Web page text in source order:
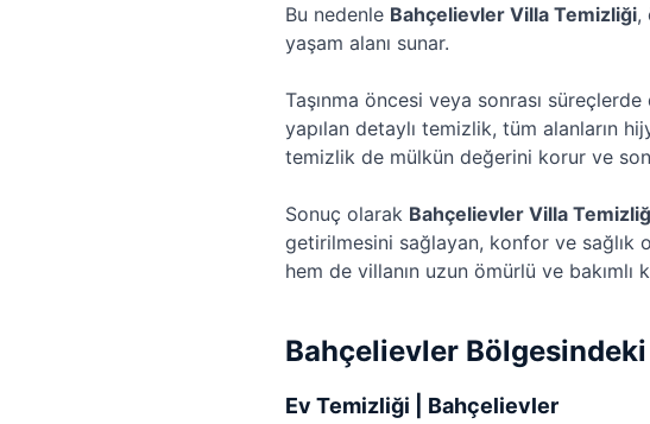
Bu nedenle Bahçelievler Villa Temizliği,
yaşam alanı sunar.
Taşınma öncesi veya sonrası
yapılan detaylı temizlik, tüm alanların
temizlik de mülkün değerini korur ve
Sonuç olarak Bahçelievler Villa
getirilmesini sağlayan, konfor ve sağlık
hem de villanın uzun ömürlü ve bakımlı
Bahçelievler
Ev Temizliği | Bahçelievler